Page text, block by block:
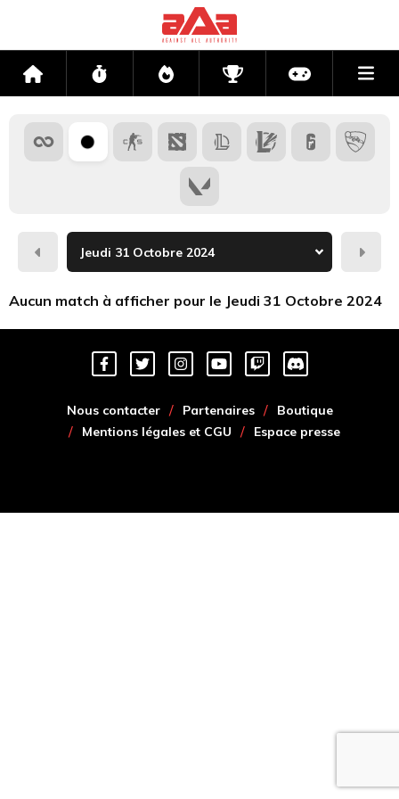
Accueil Flux Directs CompétitionsActu jeux
Hier
Aucun match à afficher pour le Jeudi 31 Octobre 2024
Nous contacter Partenaires
Boutique
Mentions légales et CGU
Espace presse